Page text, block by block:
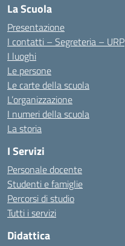
La Scuola
Presentazione
I contatti – Segreteria – URP
I luoghi
Le persone
Le carte della scuola
L’organizzazione
I numeri della scuola
La storia
I Servizi
Personale docente
Studenti e famiglie
Percorsi di studio
Tutti i servizi
Didattica